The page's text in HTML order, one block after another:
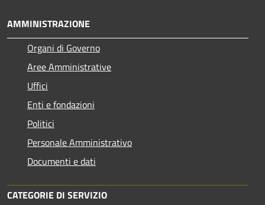
AMMINISTRAZIONE
Organi di Governo
Aree Amministrative
Uffici
Enti e fondazioni
Politici
Personale Amministrativo
Documenti e dati
CATEGORIE DI SERVIZIO